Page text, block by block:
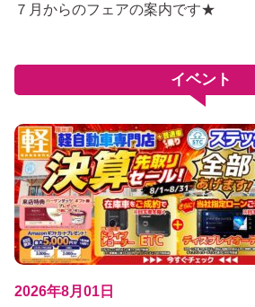
７月からのフェアの案内です★
イベント
2026年8月01日